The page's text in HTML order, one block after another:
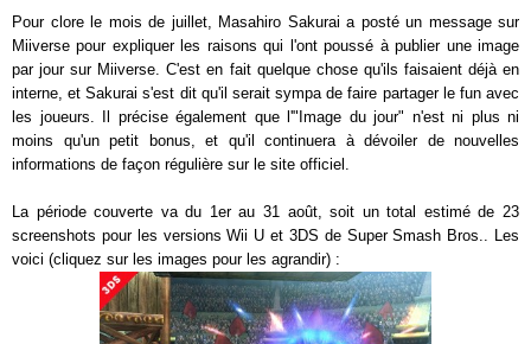
Pour clore le mois de juillet, Masahiro Sakurai a posté un message sur
Miiverse pour expliquer les raisons qui l'ont poussé à publier une image
par jour sur Miiverse. C'est en fait quelque chose qu'ils faisaient déjà en
interne, et Sakurai s'est dit qu'il serait sympa de faire partager le fun avec
les joueurs. Il précise également que l'"Image du jour" n'est ni plus ni
moins qu'un petit bonus, et qu'il continuera à dévoiler de nouvelles
informations de façon régulière sur le site officiel.
La période couverte va du 1er au 31 août, soit un total estimé de 23
screenshots pour les versions Wii U et 3DS de Super Smash Bros.. Les
voici (cliquez sur les images pour les agrandir) :